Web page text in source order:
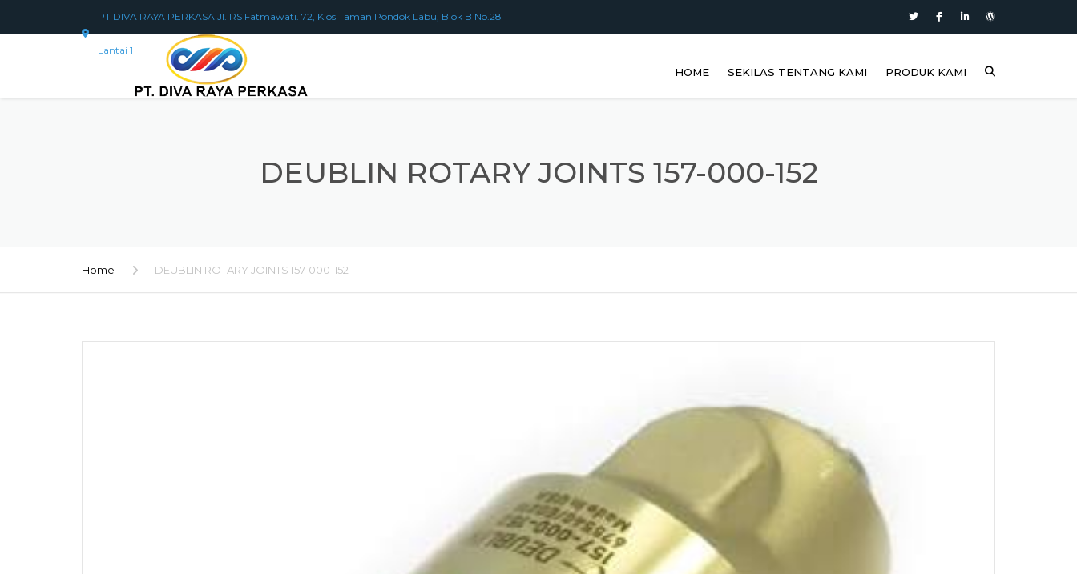
PT DIVA RAYA PERKASA Jl. RS Fatmawati. 72, Kios Taman Pondok Labu, Blok B No.28
Lantai 1
HOME SEKILAS TENTANG KAMI PRODUK KAMI
DEUBLIN ROTARY JOINTS 157-000-152
Home DEUBLIN ROTARY JOINTS 157-000-152